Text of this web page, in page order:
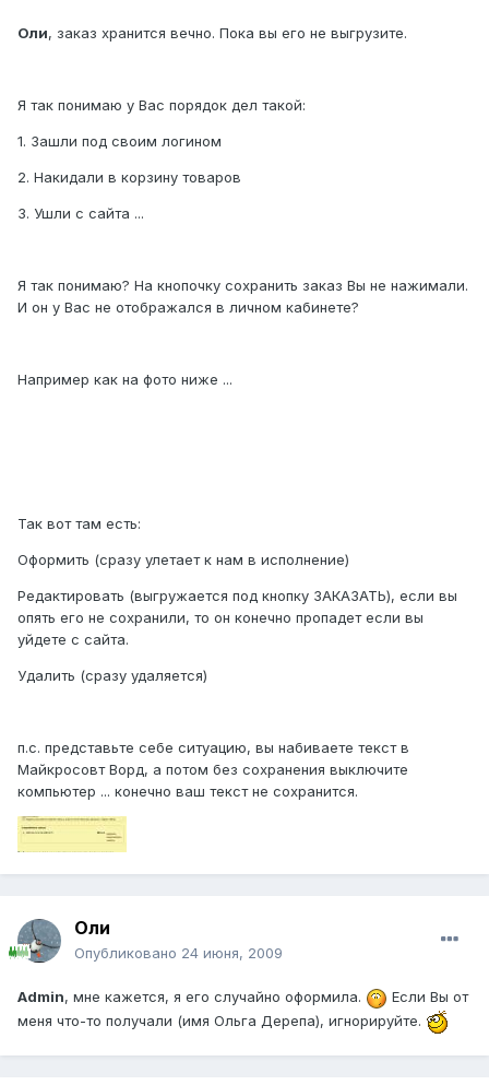
Оли, заказ хранится вечно. Пока вы его не выгрузите.
Я так понимаю у Вас порядок дел такой:
1. Зашли под своим логином
2. Накидали в корзину товаров
3. Ушли с сайта ...
Я так понимаю? На кнопочку сохранить заказ Вы не нажимали.
И он у Вас не отображался в личном кабинете?
Например как на фото ниже ...
Так вот там есть:
Оформить (сразу улетает к нам в исполнение)
Редактировать (выгружается под кнопку ЗАКАЗАТЬ), если вы
опять его не сохранили, то он конечно пропадет если вы
уйдете с сайта.
Удалить (сразу удаляется)
п.с. представьте себе ситуацию, вы набиваете текст в
Майкросовт Ворд, а потом без сохранения выключите
компьютер ... конечно ваш текст не сохранится.
Оли
Опубликовано 24 июня, 2009
Admin, мне кажется, я его случайно оформила.
Если Вы от
меня что-то получали (имя Ольга Дерепа), игнорируйте.